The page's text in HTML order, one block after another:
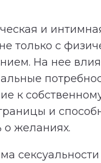
и
только с
На нее
к
и
о желаниях.